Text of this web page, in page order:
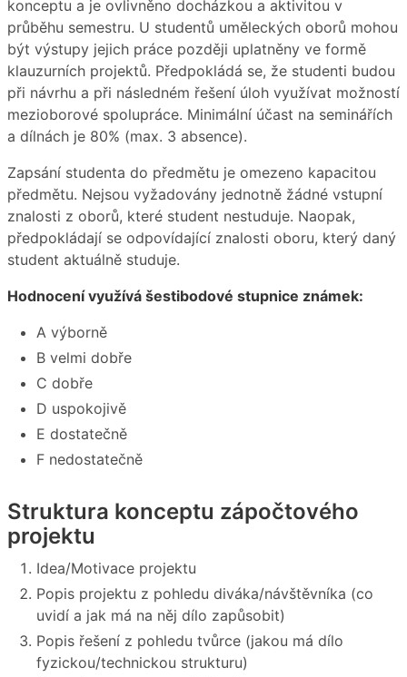
konceptu a je ovlivněno docházkou a aktivitou v
průběhu semestru. U studentů uměleckých oborů mohou
být výstupy jejich práce později uplatněny ve formě
klauzurních projektů. Předpokládá se, že studenti budou
při návrhu a při následném řešení úloh využívat možností
mezioborové spolupráce. Minimální účast na seminářích
a dílnách je 80% (max. 3 absence).
Zapsání studenta do předmětu je omezeno kapacitou
předmětu. Nejsou vyžadovány jednotně žádné vstupní
znalosti z oborů, které student nestuduje. Naopak,
předpokládají se odpovídající znalosti oboru, který daný
student aktuálně studuje.
Hodnocení využívá šestibodové stupnice známek:
A výborně
B velmi dobře
C dobře
D uspokojivě
E dostatečně
F nedostatečně
Struktura konceptu zápočtového
projektu
Idea/Motivace projektu
Popis projektu z pohledu diváka/návštěvníka (co
uvidí a jak má na něj dílo zapůsobit)
Popis řešení z pohledu tvůrce (jakou má dílo
fyzickou/technickou strukturu)